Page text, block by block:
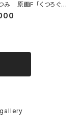
み 原画F 「くつろぐ」
、直筆サイン入り